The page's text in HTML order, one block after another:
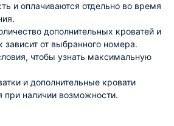
и оплачиваются отдельно во время
дополнительных кроватей и
зависит от выбранного номера.
чтобы узнать максимальную
и дополнительные кровати
при наличии возможности.